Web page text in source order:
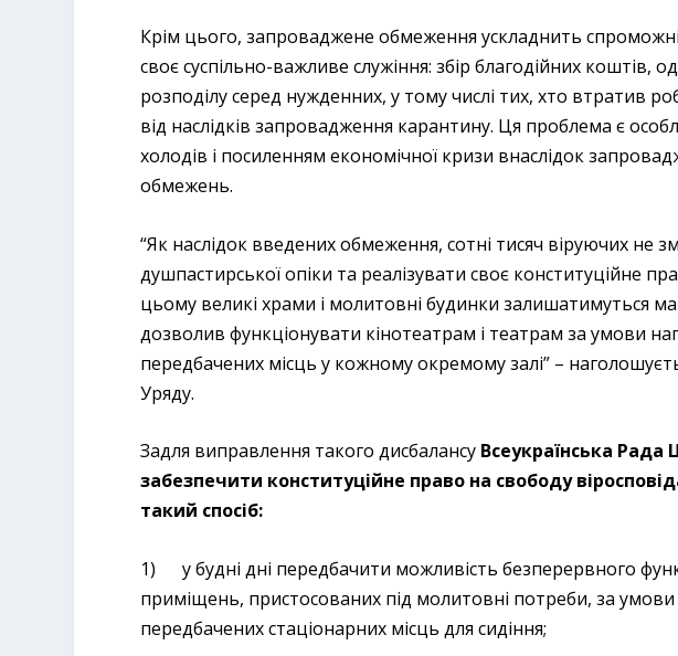
Крім цього, запроваджене обмеження ускладнить
своє суспільно-важливе служіння: збір благодійних коштів,
розподілу серед нужденних, у тому числі тих, хто втратив
від наслідків запровадження карантину. Ця проблема є
холодів і посиленням економічної кризи внаслідок
обмежень.
“Як наслідок введених обмеження, сотні тисяч віруючих не
душпастирської опіки та реалізувати своє конституційне
цьому великі храми і молитовні будинки залишатимуться
дозволив функціонувати кінотеатрам і театрам за умови
передбачених місць у кожному окремому залі” –
Уряду.
Задля виправлення такого дисбалансу Всеукраїнська
забезпечити конституційне право на свободу
такий спосіб:
1) у будні дні передбачити можливість безперервного
приміщень, пристосованих під молитовні потреби, за умови
передбачених стаціонарних місць для сидіння;